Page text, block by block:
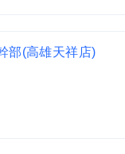
部(高雄天祥店)